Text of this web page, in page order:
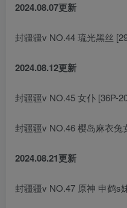
2024.08.07更新
封疆疆v NO.44 琉光黑丝
2024.08.12更新
封疆疆v NO.45 女仆 [36P-
封疆疆v NO.46 樱岛麻衣兔
2024.08.21更新
封疆疆v NO.47 原神 申鹤s